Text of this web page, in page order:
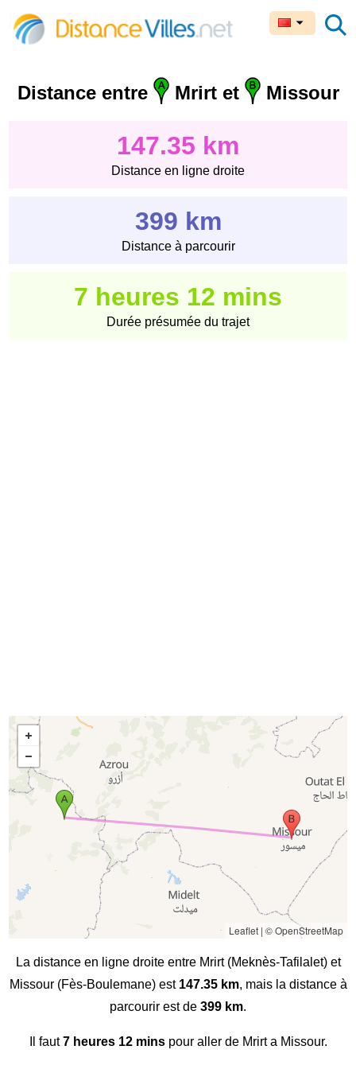
Distance entre Mrirt et Missour
147.35 km
Distance en ligne droite
399 km
Distance à parcourir
7 heures 12 mins
Durée présumée du trajet
Leaflet| © OpenStreetMap
La distance en ligne droite entre Mrirt (Meknès-Tafilalet) et
Missour (Fès-Boulemane) est 147.35 km, mais la distance à
parcourir est de 399 km.
Il faut7 heures 12 minspour aller de Mrirt a Missour.